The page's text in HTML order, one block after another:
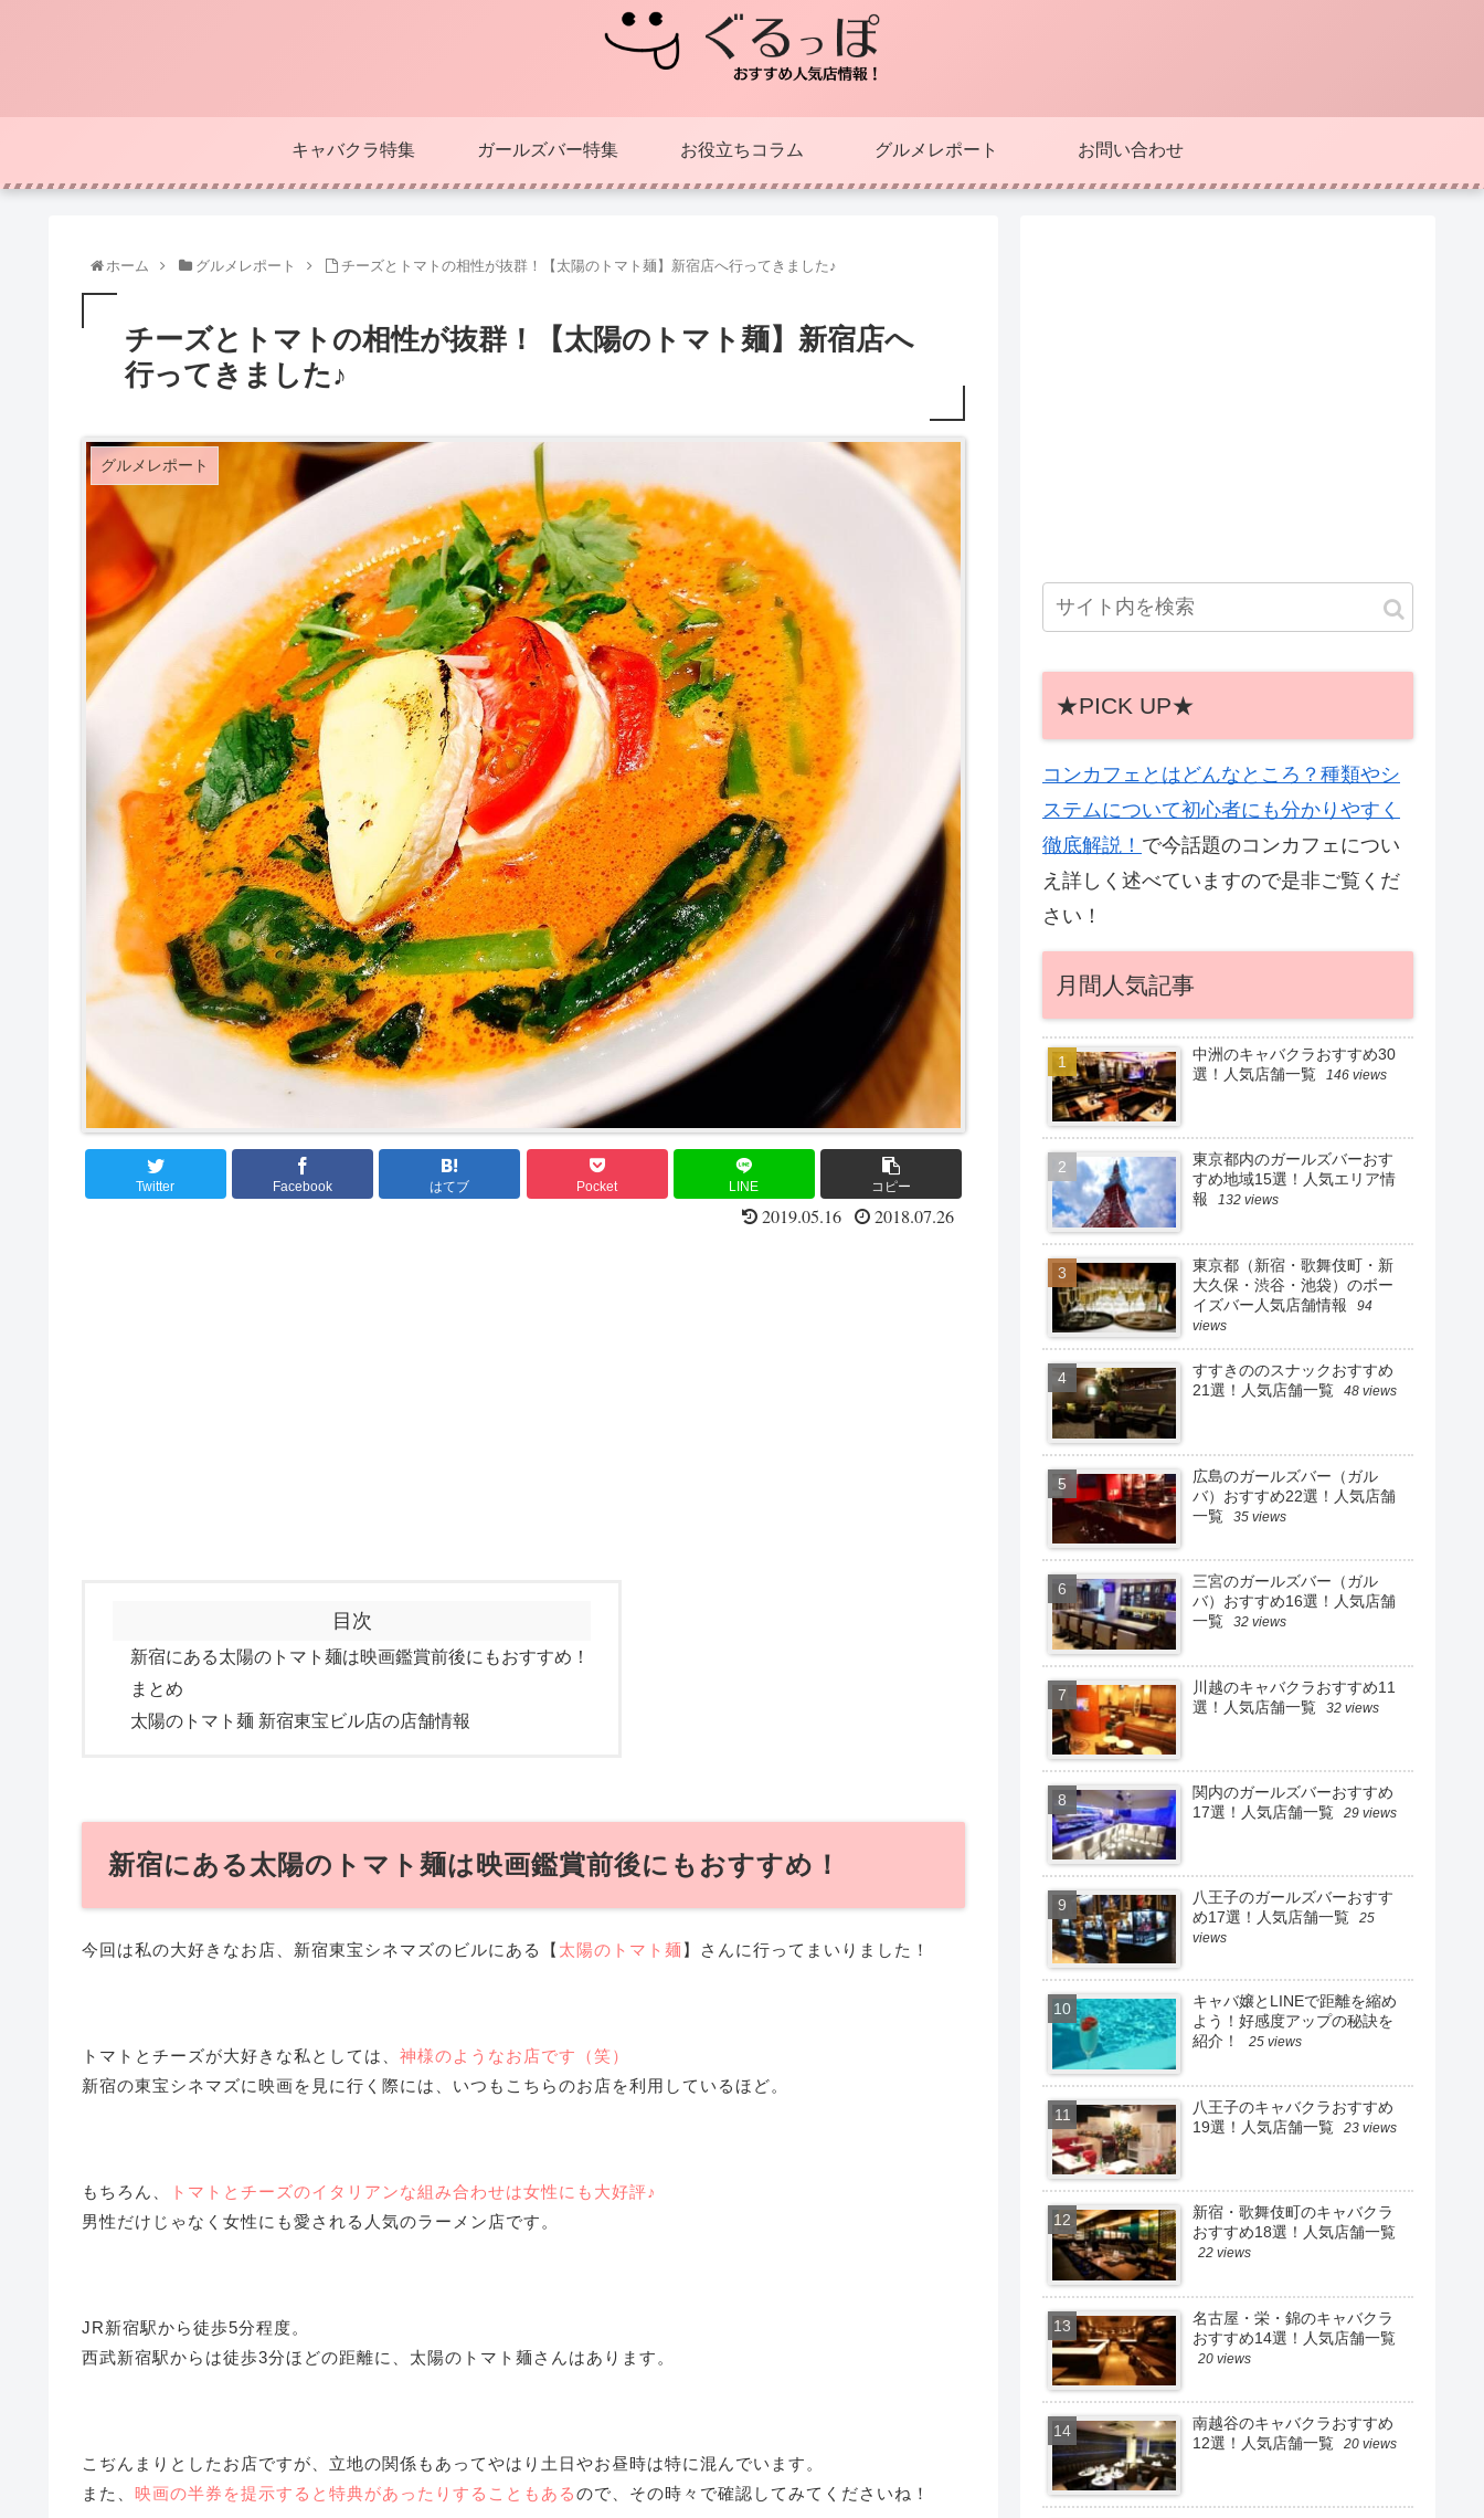
キャバクラ特集 ガールズバー特集 お役立ちコラム グルメレポート お問い合わせ
ホーム グルメレポート チーズとトマトの相性が抜群！【太陽のトマト麺】新宿店へ行ってきました♪
チーズとトマトの相性が抜群！【太陽のトマト麺】新宿店へ
行ってきました♪
グルメレポート
Twitter Facebook はてブ Pocket LINE コピー
2019.05.16 2018.07.26
目次
新宿にある太陽のトマト麺は映画鑑賞前後にもおすすめ！
まとめ
太陽のトマト麺 新宿東宝ビル店の店舗情報
新宿にある太陽のトマト麺は映画鑑賞前後にもおすすめ！
今回は私の大好きなお店、新宿東宝シネマズのビルにある【 太陽のトマト麺 】さんに行ってまいりました！
トマトとチーズが大好きな私としては、 神様のようなお店です（笑）
新宿の東宝シネマズに映画を見に行く際には、いつもこちらのお店を利用しているほど。
もちろん、
トマトとチーズのイタリアンな組み合わせは女性にも大好評♪
男性だけじゃなく女性にも愛される人気のラーメン店です。
JR新宿駅から徒歩5分程度。
西武新宿駅からは徒歩3分ほどの距離に、太陽のトマト麺さんはあります。
こぢんまりとしたお店ですが、立地の関係もあってやはり土日やお昼時は特に混んでいます。
また、 映画の半券を提示すると特典があったりすることもあるので、その時々で確認してみてくださいね！
★PICK UP★
コンカフェとはどんなところ？種類やシ
ステムについて初心者にも分かりやすく
徹底解説！ で今話題のコンカフェについ
え詳しく述べていますので是非ご覧くだ
さい！
月間人気記事
中洲のキャバクラおすすめ30
選！人気店舗一覧
146 views
東京都内のガールズバーおす
すめ地域15選！人気エリア情
報
132 views
東京都（新宿・歌舞伎町・新
大久保・渋谷・池袋）のボー
イズバー人気店舗情報
94
views
すすきののスナックおすすめ
21選！人気店舗一覧
48 views
広島のガールズバー（ガル
バ）おすすめ22選！人気店舗
一覧
35 views
三宮のガールズバー（ガル
バ）おすすめ16選！人気店舗
一覧
32 views
川越のキャバクラおすすめ11
選！人気店舗一覧
32 views
関内のガールズバーおすすめ
17選！人気店舗一覧
29 views
八王子のガールズバーおすす
め17選！人気店舗一覧
25
views
キャバ嬢とLINEで距離を縮め
よう！好感度アップの秘訣を
紹介！
25 views
八王子のキャバクラおすすめ
19選！人気店舗一覧
23 views
新宿・歌舞伎町のキャバクラ
おすすめ18選！人気店舗一覧
22 views
名古屋・栄・錦のキャバクラ
おすすめ14選！人気店舗一覧
20 views
南越谷のキャバクラおすすめ
12選！人気店舗一覧
20 views